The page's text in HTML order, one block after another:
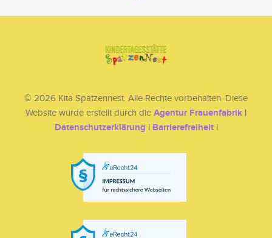
© 2026 Kita Spatzennest. Alle Rechte vorbehalten. Diese
Website wurde erstellt durch die Agentur Frauenfabrik |
Datenschutzerklärung | Barrierefreiheit|